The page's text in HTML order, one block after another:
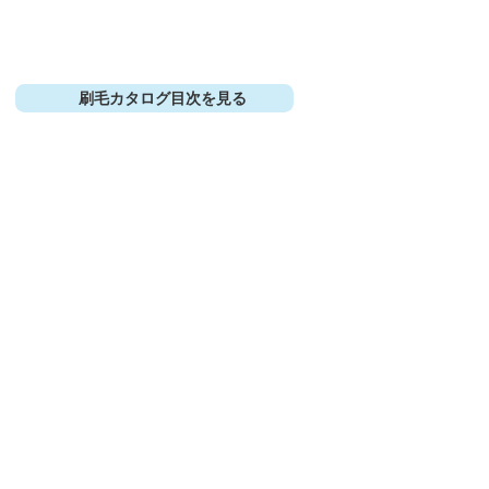
刷毛カタログ目次を見る